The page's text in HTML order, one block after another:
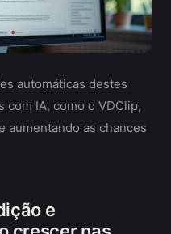
automáticas destes
com IA, como o VDClip,
aumentando as chances
e